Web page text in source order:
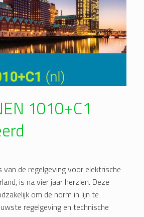
1010+C1
van de regelgeving voor elektrische
is na vier jaar herzien. Deze
om de norm in lijn te
regelgeving en technische